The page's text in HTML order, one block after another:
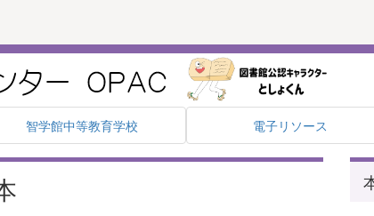
智学館中等教育学校 電子リソース